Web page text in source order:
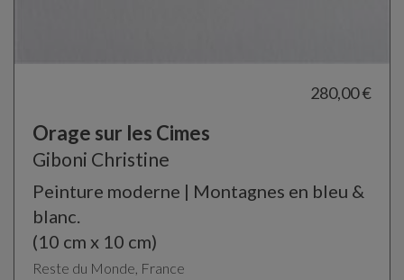
280,00 €
Orage sur les Cimes
Giboni Christine
Peinture moderne | Montagnes en bleu &
blanc.
(10 cm x 10 cm)
Reste du Monde, France